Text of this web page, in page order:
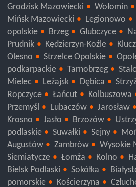
Pruszków
Piaseczno
Nowy
Grodzisk Mazowiecki
Wołomin
Mińsk Mazowiecki
Legionowo
opolskie
Brzeg Głubczyce
Prudnik
Kędzierzyn-Koźle
Olesno
Strzelce Opolskie
podkarpackie
Tarnobrzeg
Mielec
Leżajsk Dębica
Ropczyce
Łańcut Kolbuszowa
Przemyśl
Lubaczów Jarosław
Krosno
Jasło Brzozów
podlaskie
Suwałki Sejny
Augustów
Zambrów
Wysokie
Siemiatycze
Łomża Kolno
Bielsk Podlaski
Sokółka